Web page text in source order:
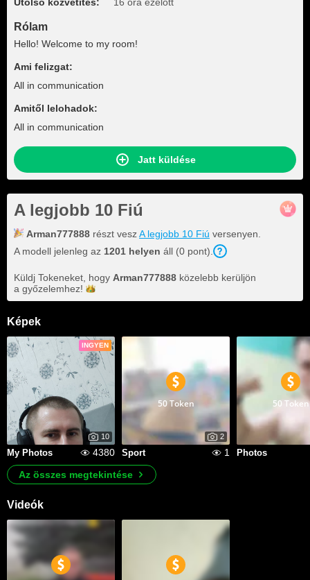
Rólam
Hello! Welcome to my room!
Ami felizgat:
All in communication
Amitől lelohadok:
All in communication
Jatt küldése
A legjobb 10 Fiú
Arman777888 részt veszA legjobb 10 Fiú versenyen.
A modell jelenleg az 1201 helyen áll (0 pont).
Küldj Tokeneket, hogy Arman777888 közelebb kerüljön
a győzelemhez!
Képek
INGYEN
10
My Photos 4380
50 Token
2
Sport 1
50 Token
Photos
Az összes megtekintése
Videók